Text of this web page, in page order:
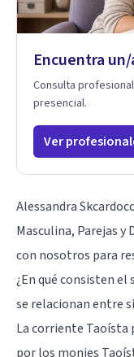
Encuentra
Consulta
presencial.
Ver
Alessandra
Masculina, Parejas y
con nosotros para
¿En qué consisten el
se relacionan entre
La corriente Taoísta
por los monjes